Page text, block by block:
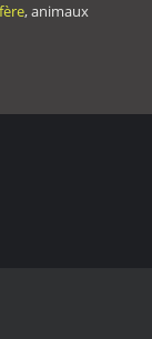
,animaux